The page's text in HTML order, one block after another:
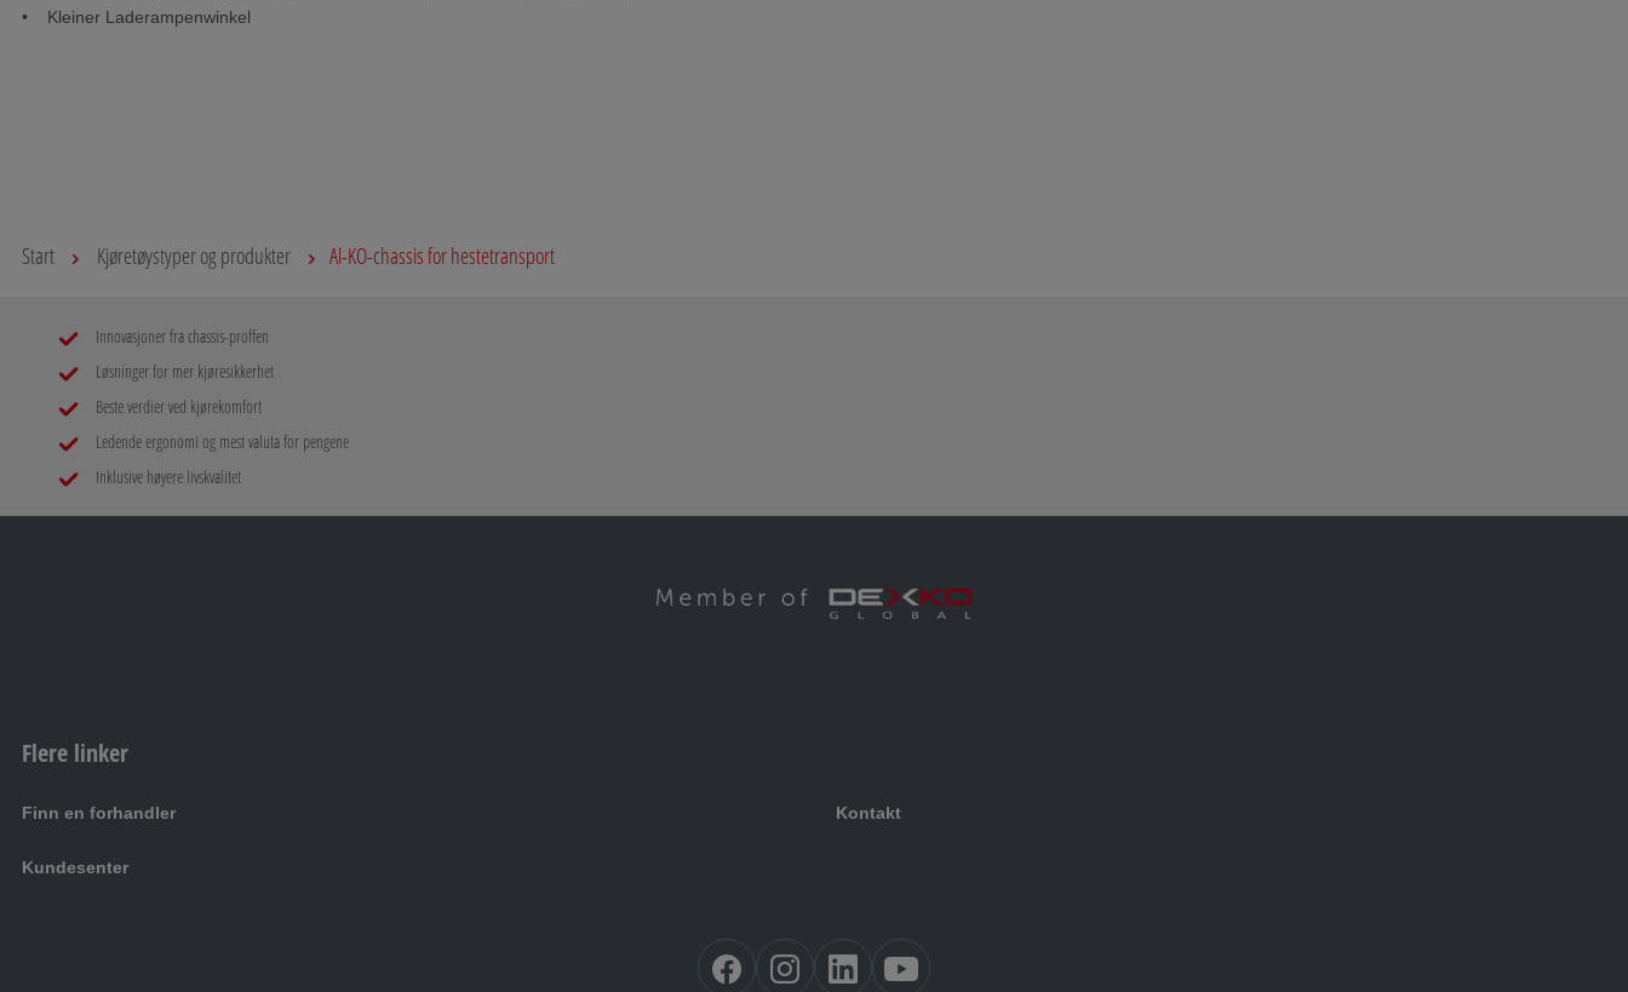
• Kleiner Laderampenwinkel
Start Kjøretøystyper og produkter Al-KO-chassis for hestetransport
Innovasjoner fra chassis-proffen
Løsninger for mer kjøresikkerhet
Beste verdier ved kjørekomfort
Ledende ergonomi og mest valuta for pengene
Inklusive høyere livskvalitet
Flere linker
Finn en forhandler Kontakt
Kundesenter